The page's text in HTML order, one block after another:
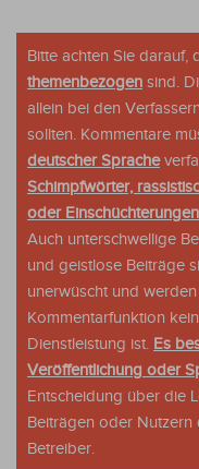
Bitte achten Sie darauf,
themenbezogen sind.
allein bei den
sollten. Kommentare
deutscher Sprache
Schimpfwörter,
oder
Auch unterschwellige
und geistlose Beiträge
unerwüscht und
Kommentarfunktion
Dienstleistung ist. Es
Veröffentlichung oder
Entscheidung über die
Beiträgen oder
Betreiber.